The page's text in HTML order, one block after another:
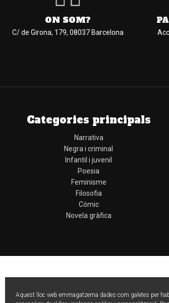
ON SOM?
C/ de Girona, 179, 08037 Barcelona
Categories principals
Narrativa
Negra i criminal
Infantil i juvenil
Poesia
Feminisme
Filosofia
Cómic
Novela gràfica
Aquest lloc web emmagatzema dades com galetes per